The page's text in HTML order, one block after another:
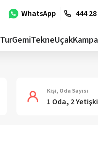
WhatsApp 444
TurGemiTekneUçak
Kişi, Oda Sayısı
1 Oda, 2